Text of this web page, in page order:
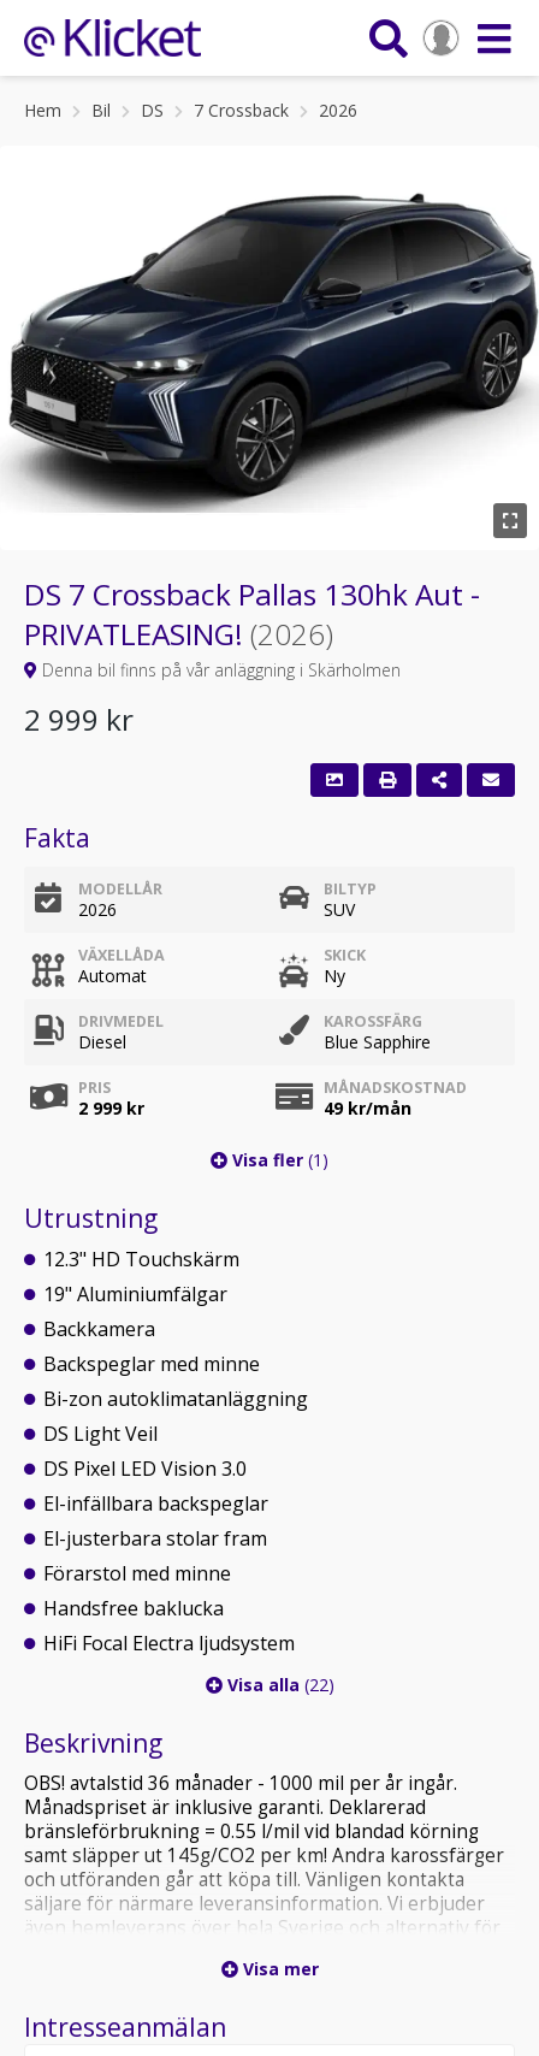
Hem Bil DS 7 Crossback 2026
DS 7 Crossback Pallas 130hk Aut -
PRIVATLEASING! (2026)
Denna bil finns på vår anläggning i Skärholmen
2 999 kr
Fakta
MODELLÅR
2026
BILTYP
SUV
VÄXELLÅDA
Automat
SKICK
Ny
DRIVMEDEL
Diesel
KAROSSFÄRG
Blue Sapphire
PRIS
2 999 kr
MÅNADSKOSTNAD
49kr/mån
Visa fler (1)
Utrustning
12.3" HD Touchskärm
19" Aluminiumfälgar
Backkamera
Backspeglar med minne
Bi-zon autoklimatanläggning
DS Light Veil
DS Pixel LED Vision 3.0
El-infällbara backspeglar
El-justerbara stolar fram
Förarstol med minne
Handsfree baklucka
HiFi Focal Electra ljudsystem
Visa alla (22)
Beskrivning
OBS! avtalstid 36 månader - 1000 mil per år ingår.
Månadspriset är inklusive garanti. Deklarerad
bränsleförbrukning = 0.55 l/mil vid blandad körning
samt släpper ut 145g/CO2 per km! Andra karossfärger
och utföranden går att köpa till. Vänligen kontakta
säljare för närmare leveransinformation. Vi erbjuder
även hemleverans över hela Sverige och alternativ för
priser samt leveransinformation.
Visa mer
Intresseanmälan